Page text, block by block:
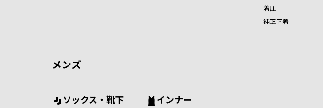
着圧
補正下着
メンズ
ソックス・靴下 インナー